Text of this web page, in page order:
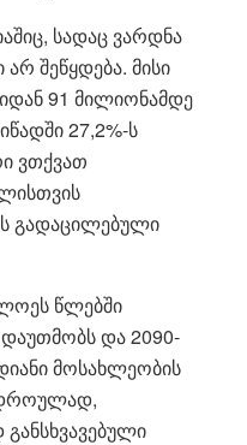
სადაც ვარდნა
შეწყდება. მისი
91 მილიონამდე
27,2%-ს
ვთქვათ
გადაცილებული
წლებში
და 2090-
მოსახლეობის